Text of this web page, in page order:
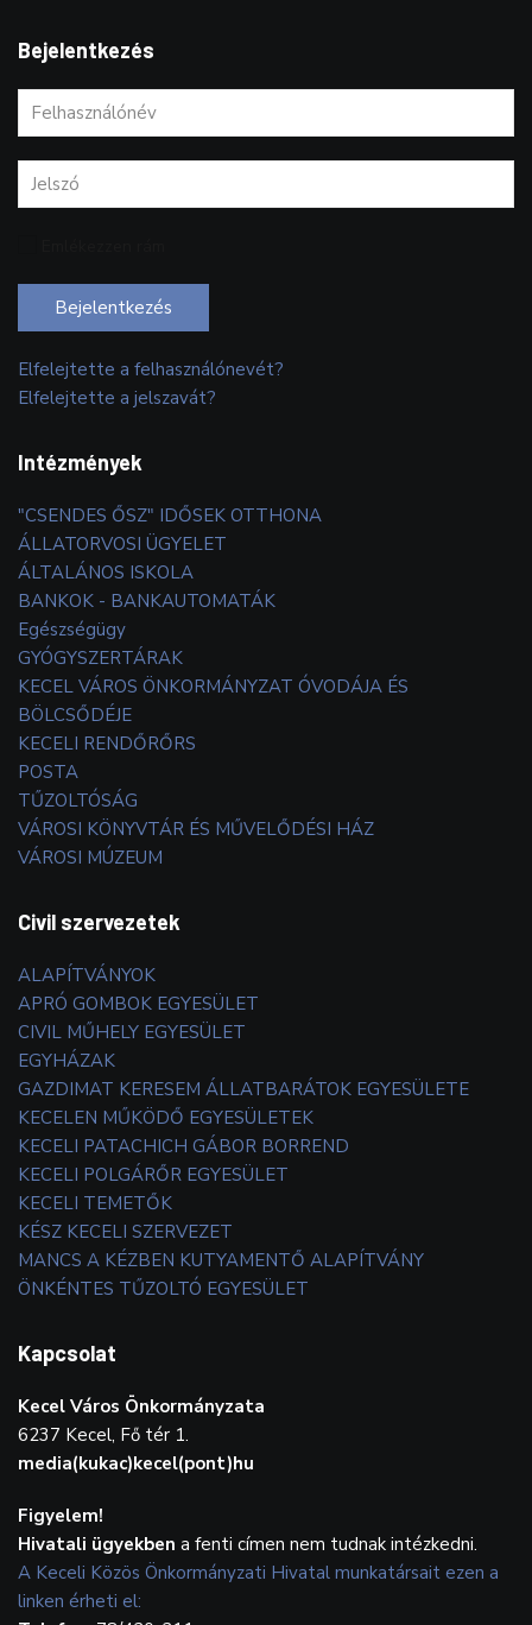
Bejelentkezés
Bejelentkezés
Elfelejtette a felhasználónevét?
Elfelejtette a jelszavát?
Intézmények
"CSENDES ŐSZ" IDŐSEK OTTHONA
ÁLLATORVOSI ÜGYELET
ÁLTALÁNOS ISKOLA
BANKOK - BANKAUTOMATÁK
Egészségügy
GYÓGYSZERTÁRAK
KECEL VÁROS ÖNKORMÁNYZAT ÓVODÁJA ÉS
BÖLCSŐDÉJE
KECELI RENDŐRŐRS
POSTA
TŰZOLTÓSÁG
VÁROSI KÖNYVTÁR ÉS MŰVELŐDÉSI HÁZ
VÁROSI MÚZEUM
Civil szervezetek
ALAPÍTVÁNYOK
APRÓ GOMBOK EGYESÜLET
CIVIL MŰHELY EGYESÜLET
EGYHÁZAK
GAZDIMAT KERESEM ÁLLATBARÁTOK EGYESÜLETE
KECELEN MŰKÖDŐ EGYESÜLETEK
KECELI PATACHICH GÁBOR BORREND
KECELI POLGÁRŐR EGYESÜLET
KECELI TEMETŐK
KÉSZ KECELI SZERVEZET
MANCS A KÉZBEN KUTYAMENTŐ ALAPÍTVÁNY
ÖNKÉNTES TŰZOLTÓ EGYESÜLET
Kapcsolat
Kecel Város Önkormányzata
6237 Kecel, Fő tér 1.
media(kukac)kecel(pont)hu
Figyelem!
Hivatali ügyekben a fenti címen nem tudnak intézkedni.
A Keceli Közös Önkormányzati Hivatal munkatársait ezen a
linken érheti el: